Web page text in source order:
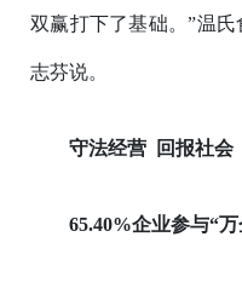
双赢打下了基础。”温
志芬说。
守法经营 回报社会
65.40%企业参与“万